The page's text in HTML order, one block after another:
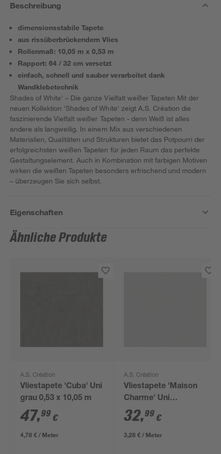
Beschreibung
dimensionsstabile Tapete
aus rissüberbrückendem Vlies
Rollenmaß: 10,05 m x 0,53 m
Rapport: 64 / 32 cm versetzt
einfach, schnell und sauber verarbeitet dank
Wandklebetechnik
Shades of White' – Die ganze Vielfalt weißer Tapeten Mit der
neuen Kollektion 'Shades of White' zeigt A.S. Création die
faszinierende Vielfalt weißer Tapeten - denn Weiß ist alles
andere als langweilig. In einem Mix aus verschiedenen
Materialien, Qualitäten und Strukturen bietet das Potpourri der
erfolgreichsten weißen Tapeten für jeden Raum das perfekte
Gestaltungselement. Auch in Kombination mit farbigen Motiven
wirken die weißen Tapeten besonders erfrischend und modern
– überzeugen Sie sich selbst.
Eigenschaften
Ähnliche Produkte
A.S. Création
Vliestapete 'Cuba' Uni
grau 0,53 x 10,05 m
47,99 €
4,78 € / Meter
A.S. Création
Vliestapete 'Maison
Charme' Uni
Leinenoptik grau 0,53
x 10,05 m
32,99 €
3,28 € / Meter